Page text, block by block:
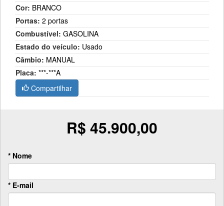
Cor: BRANCO
Portas: 2 portas
Combustível: GASOLINA
Estado do veículo: Usado
Câmbio: MANUAL
Placa: ***-***A
Compartilhar
R$ 45.900,00
* Nome
* E-mail